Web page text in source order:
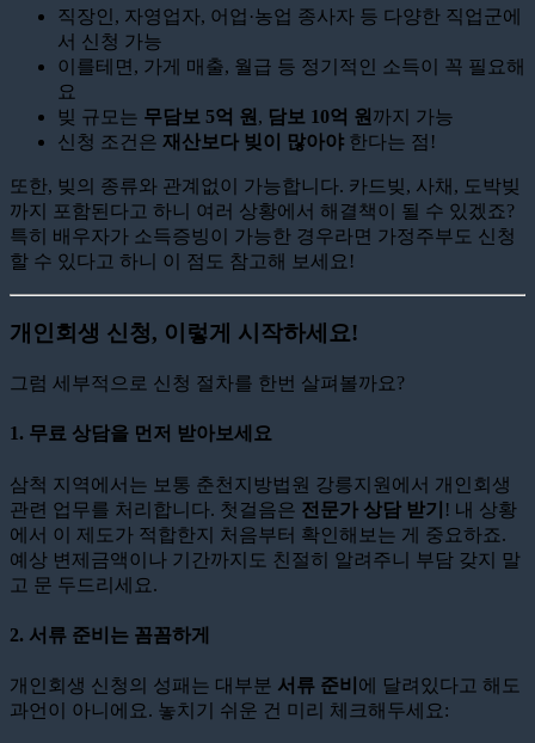
직장인, 자영업자, 어업·농업 종사자 등 다양한 직업군에
서 신청 가능
이를테면, 가게 매출, 월급 등 정기적인 소득이 꼭 필요해
요
빚 규모는 무담보 5억 원 , 담보 10억 원 까지 가능
신청 조건은 재산보다 빚이 많아야 한다는 점!
또한, 빚의 종류와 관계없이 가능합니다. 카드빚, 사채, 도박빚
까지 포함된다고 하니 여러 상황에서 해결책이 될 수 있겠죠?
특히 배우자가 소득증빙이 가능한 경우라면 가정주부도 신청
할 수 있다고 하니 이 점도 참고해 보세요!
개인회생 신청, 이렇게 시작하세요!
그럼 세부적으로 신청 절차를 한번 살펴볼까요?
1. 무료 상담을 먼저 받아보세요
삼척 지역에서는 보통 춘천지방법원 강릉지원에서 개인회생
관련 업무를 처리합니다. 첫걸음은 전문가 상담 받기 ! 내 상황
에서 이 제도가 적합한지 처음부터 확인해보는 게 중요하죠.
예상 변제금액이나 기간까지도 친절히 알려주니 부담 갖지 말
고 문 두드리세요.
2. 서류 준비는 꼼꼼하게
개인회생 신청의 성패는 대부분 서류 준비 에 달려있다고 해도
과언이 아니에요. 놓치기 쉬운 건 미리 체크해두세요: